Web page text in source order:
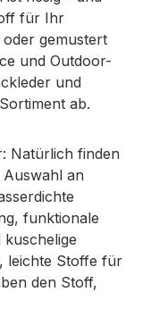
für Ihr
gemustert
und Outdoor-
und
ab.
Natürlich finden
Auswahl an
funktionale
leichte Stoffe für
den Stoff,